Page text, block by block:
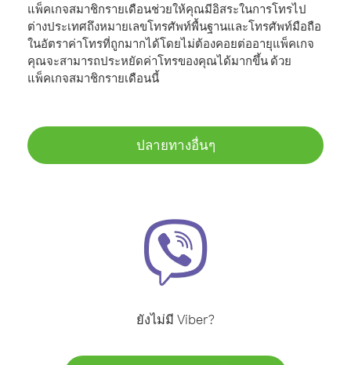
แพ็คเกจสมาชิกรายเดือนช่วยให้คุณมีอิสระในการโทรไป
ต่างประเทศถึงหมายเลขโทรศัพท์พื้นฐานและโทรศัพท์มือถือ
ในอัตราค่าโทรที่ถูกมากได้โดยไม่ต้องคอยต่ออายุแพ็คเกจ
คุณจะสามารถประหยัดค่าโทรของคุณได้มากขึ้น ด้วย
แพ็คเกจสมาชิกรายเดือนนี้
ปลายทางอื่นๆ
ยังไม่มี Viber?